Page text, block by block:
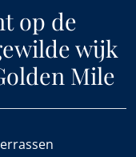
op de
wijk
Mile